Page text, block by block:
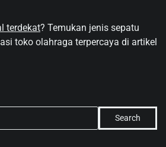
terdekat? Temukan jenis sepatu
toko olahraga terpercaya di artikel
Search